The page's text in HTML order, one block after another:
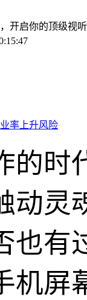
开启你的顶级视
的时
动灵
也有
机屏